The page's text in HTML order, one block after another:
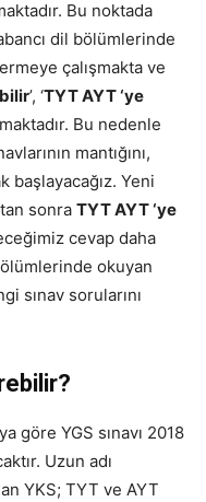
Bu noktada
dil bölümlerinde
çalışmakta ve
’, ‘TYT AYT ‘ye
Bu nedenle
mantığını,
başlayacağız. Yeni
sonra TYT AYT ‘ye
cevap daha
okuyan
sınav sorularını
göre YGS sınavı 2018
Uzun adı
YKS; TYT ve AYT